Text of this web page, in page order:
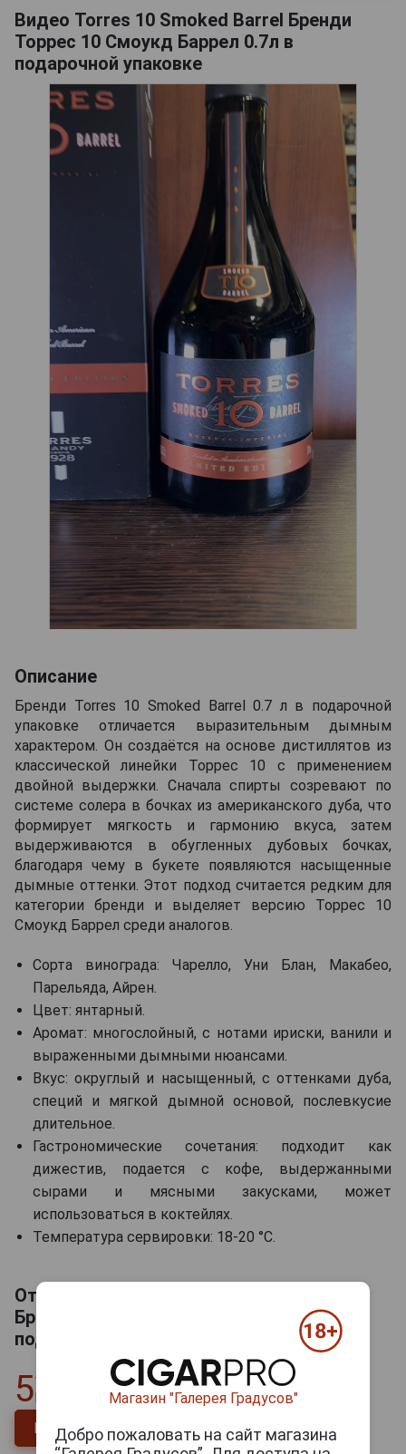
Видео Torres 10 Smoked Barrel Бренди
Торрес 10 Смоукд Баррел 0.7л в
подарочной упаковке
Описание
Бренди Torres 10 Smoked Barrel 0.7 л в подарочной
упаковке отличается выразительным дымным
характером. Он создаётся на основе дистиллятов из
классической линейки Торрес 10 с применением
двойной выдержки. Сначала спирты созревают по
системе солера в бочках из американского дуба, что
формирует мягкость и гармонию вкуса, затем
выдерживаются в обугленных дубовых бочках,
благодаря чему в букете появляются насыщенные
дымные оттенки. Этот подход считается редким для
категории бренди и выделяет версию Торрес 10
Смоукд Баррел среди аналогов.
Сорта винограда: Чарелло, Уни Блан, Макабео,
Парельяда, Айрен.
Цвет: янтарный.
Аромат: многослойный, с нотами ириски, ванили и
выраженными дымными нюансами.
Вкус: округлый и насыщенный, с оттенками дуба,
специй и мягкой дымной основой, послевкусие
длительное.
Гастрономические сочетания: подходит как
дижестив, подается с кофе, выдержанными
сырами и мясными закусками, может
использоваться в коктейлях.
Температура сервировки: 18-20 °C.
Отзывы на Torres 10 Smoked Barrel
Бренди Торрес 10 Смоукд Баррел 0.7л в
подарочной упаковке
5
отзыв
Напишите отзыв
Магазин "Галерея Градусов"
Добро пожаловать на сайт магазина